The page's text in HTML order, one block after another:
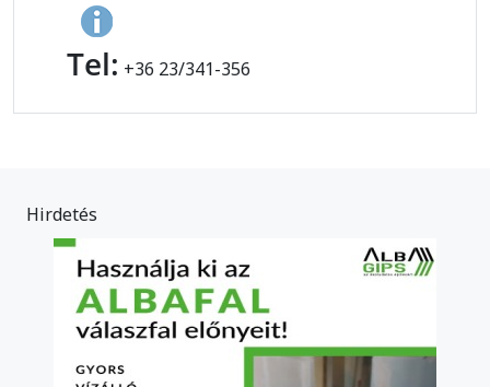
Tel: +36 23/341-356
Hirdetés